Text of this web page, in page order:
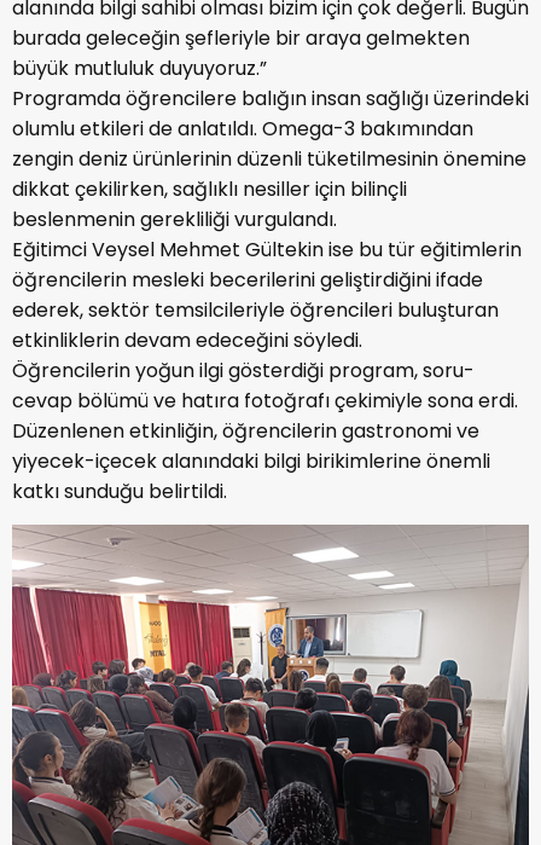
alanında bilgi sahibi olması bizim için çok değerli. Bugün
burada geleceğin şefleriyle bir araya gelmekten
büyük mutluluk duyuyoruz.”
Programda öğrencilere balığın insan sağlığı üzerindeki
olumlu etkileri de anlatıldı. Omega-3 bakımından
zengin deniz ürünlerinin düzenli tüketilmesinin önemine
dikkat çekilirken, sağlıklı nesiller için bilinçli
beslenmenin gerekliliği vurgulandı.
Eğitimci Veysel Mehmet Gültekin ise bu tür eğitimlerin
öğrencilerin mesleki becerilerini geliştirdiğini ifade
ederek, sektör temsilcileriyle öğrencileri buluşturan
etkinliklerin devam edeceğini söyledi.
Öğrencilerin yoğun ilgi gösterdiği program, soru-
cevap bölümü ve hatıra fotoğrafı çekimiyle sona erdi.
Düzenlenen etkinliğin, öğrencilerin gastronomi ve
yiyecek-içecek alanındaki bilgi birikimlerine önemli
katkı sunduğu belirtildi.